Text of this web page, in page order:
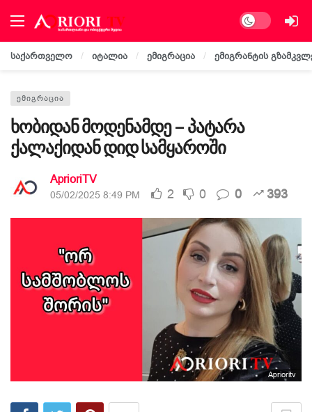
Dark mode
საქართველო იტალია ემიგრაცია ემიგრანტის
ᲔᲛᲘᲒᲠᲐᲪᲘᲐ
ხობიდან მოდენამდე – პატარა
ქალაქიდან დიდ სამყაროში
AprioriTV
05/02/2025 8:49 PM 2 0 0 393
Aprioritv